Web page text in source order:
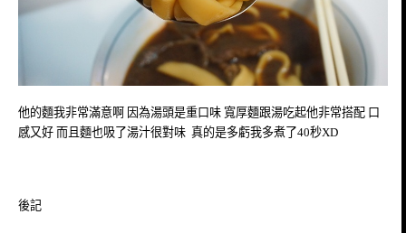
他的麵我非常滿意啊 因為湯頭是重口味 寬厚麵跟湯吃起他非常搭配 口
感又好 而且麵也吸了湯汁很對味 真的是多虧我多煮了40秒XD
後記